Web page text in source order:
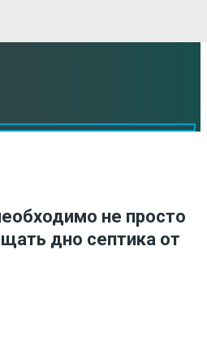
не просто
дно септика от